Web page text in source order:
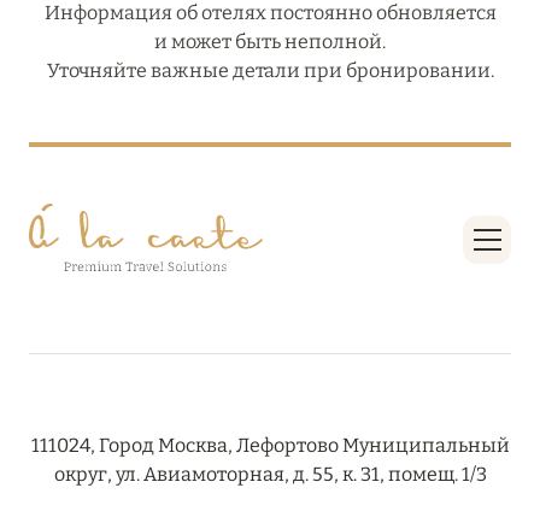
Информация об отелях постоянно обновляется
и может быть неполной.
Уточняйте важные детали при бронировании.
111024, Город Москва, Лефортово Муниципальный
округ, ул. Авиамоторная, д. 55, к. 31, помещ. 1/3